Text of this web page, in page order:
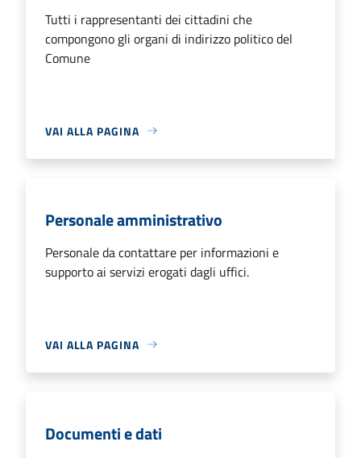
Tutti i rappresentanti dei cittadini che
compongono gli organi di indirizzo politico del
Comune
VAI ALLA PAGINA
Personale amministrativo
Personale da contattare per informazioni e
supporto ai servizi erogati dagli uffici.
VAI ALLA PAGINA
Documenti e dati